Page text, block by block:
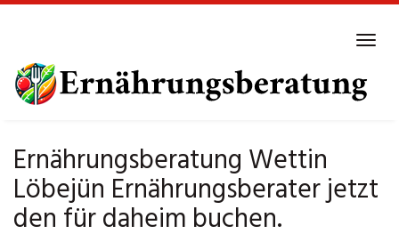
main
content
Ernährungsberatung Wettin
Löbejün Ernährungsberater jetzt
den für daheim buchen.